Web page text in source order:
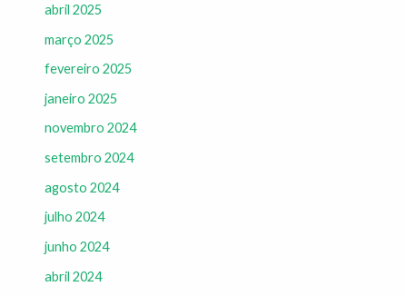
abril 2025
março 2025
fevereiro 2025
janeiro 2025
novembro 2024
setembro 2024
agosto 2024
julho 2024
junho 2024
abril 2024